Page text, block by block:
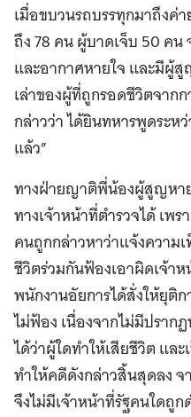
เมื่อขบวนรถบรรทุกมาถึงค่
ถึง 78 คน ผู้บาดเจ็บ 50 ค
และอากาศหายใจ และมีผู้
เล่าของผู้ที่ถูกรอดชีวิตจาก
กล่าวว่า ได้ยินทหารพูดระห
แล้ว”
ทางฝ่ายญาติพี่น้องผู้สูญหา
ทางเจ้าหน้าที่ตำรวจได้ เพ
คนถูกกล่าวหาว่าแจ้งความ
ชีวิตร่วมกันฟ้องเอาผิดเจ้า
พนักงานอัยการได้สั่งให้ยุติ
ไม่ฟ้อง เนื่องจากไม่มีปรา
ได้ว่าผู้ใดทำให้เสียชีวิต แล
ทำให้คดีดังกล่าวสิ้นสุดลง
จึงไม่มีเจ้าหน้าที่รัฐคนใดถู